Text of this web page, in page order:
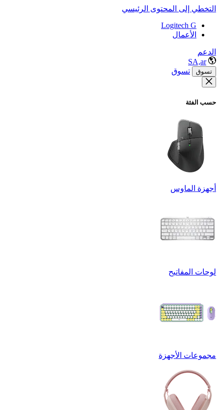
التخطي إلى المحتوى الرئيسي
Logitech G
الأعمال
الدعم
SA,ar
تسوق تسوق
حسب الفئة
أجهزة الماوس
لوحات المفاتيح
مجموعات الأجهزة